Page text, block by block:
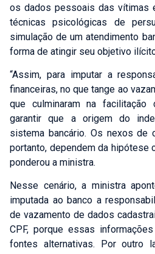
os dados pessoais das vítimas
técnicas psicológicas de
simulação de um atendimento
forma de atingir seu objetivo
“Assim, para imputar a
financeiras, no que tange ao
que culminaram na facilitação
garantir que a origem do
sistema bancário. Os nexos de
portanto, dependem da hipótese
ponderou a ministra.
Nesse cenário, a ministra
imputada ao banco a
de vazamento de dados
CPF, porque essas
fontes alternativas. Por outro
Falar com